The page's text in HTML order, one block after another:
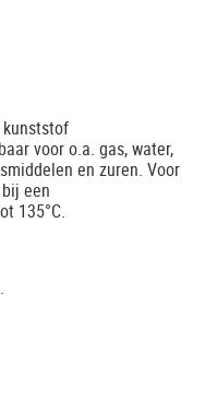
voor o.a. gas, water,
en zuren. Voor
een
135°C.